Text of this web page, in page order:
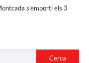
s’emporti els 3
Cerca